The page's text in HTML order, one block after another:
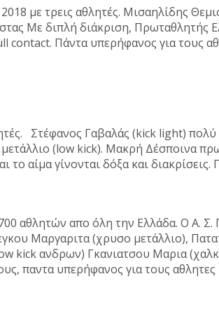
με τρεις αθλητές. Μισαηλίδης
Με διπλή διάκριση, Πρωταθλητής
contact. Πάντα υπερήφανος για τους
Στέφανος Γαβαλάς (kick light)
(low kick). Μακρή Δέσποινα
αίμα γίνονται δόξα και
αθλητών απο όλη την Ελλάδα. Ο Α.
Μαργαριτα (χρυσο μετάλλιο),
kick ανδρων) Γκανιατσου Μαρια
παντα υπερήφανος για τους αθλητες